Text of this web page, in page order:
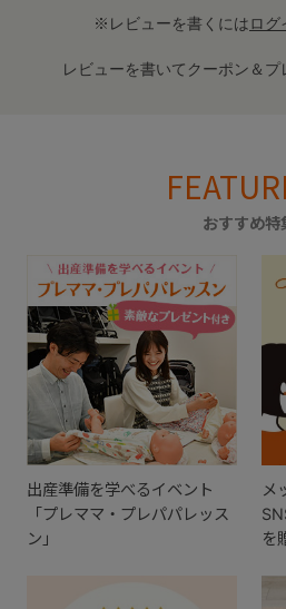
※レビューを書くにはログ
レビューを書いてクーポン＆プ
おすすめ特
出産準備を学べるイベント
「プレママ・プレパパレッス
ン」
メ
を